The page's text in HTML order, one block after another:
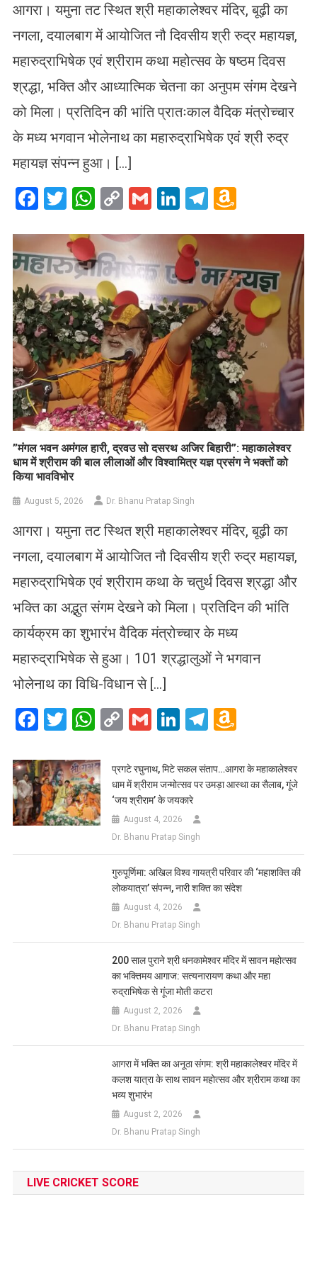
आगरा। यमुना तट स्थित श्री महाकालेश्वर मंदिर, बूढ़ी का
नगला, दयालबाग में आयोजित नौ दिवसीय श्री रुद्र महायज्ञ,
महारुद्राभिषेक एवं श्रीराम कथा महोत्सव के षष्ठम दिवस
श्रद्धा, भक्ति और आध्यात्मिक चेतना का अनुपम संगम देखने
को मिला। प्रतिदिन की भांति प्रातःकाल वैदिक मंत्रोच्चार
के मध्य भगवान भोलेनाथ का महारुद्राभिषेक एवं श्री रुद्र
महायज्ञ संपन्न हुआ। […]
Facebook
Twitter
WhatsApp
CopyGmailLinkedIn
Telegram
List
​”मंगल भवन अमंगल हारी, द्रवउ सो दसरथ अजिर बिहारी”: महाकालेश्वर
धाम में श्रीराम की बाल लीलाओं और विश्वामित्र यज्ञ प्रसंग ने भक्तों को
किया भावविभोर
August 5, 2026 Dr. Bhanu Pratap Singh
आगरा। यमुना तट स्थित श्री महाकालेश्वर मंदिर, बूढ़ी का
नगला, दयालबाग में आयोजित नौ दिवसीय श्री रुद्र महायज्ञ,
महारुद्राभिषेक एवं श्रीराम कथा के चतुर्थ दिवस श्रद्धा और
भक्ति का अद्भुत संगम देखने को मिला। प्रतिदिन की भांति
कार्यक्रम का शुभारंभ वैदिक मंत्रोच्चार के मध्य
महारुद्राभिषेक से हुआ। 101 श्रद्धालुओं ने भगवान
भोलेनाथ का विधि-विधान से […]
Facebook
Twitter
WhatsApp
CopyGmailLinkedIn
Telegram
List
प्रगटे रघुनाथ, मिटे सकल संताप…आगरा के महाकालेश्वर
धाम में श्रीराम जन्मोत्सव पर उमड़ा आस्था का सैलाब, गूंजे
‘जय श्रीराम’ के जयकारे
August 4, 2026
Dr. Bhanu Pratap Singh
गुरुपूर्णिमा: अखिल विश्व गायत्री परिवार की ‘महाशक्ति की
लोकयात्रा’ संपन्न, नारी शक्ति का संदेश
August 4, 2026
Dr. Bhanu Pratap Singh
200 साल पुराने श्री धनकामेश्वर मंदिर में सावन महोत्सव
का भक्तिमय आगाज: सत्यनारायण कथा और महा
रुद्राभिषेक से गूंजा मोती कटरा
August 2, 2026
Dr. Bhanu Pratap Singh
आगरा में भक्ति का अनूठा संगम: श्री महाकालेश्वर मंदिर में
कलश यात्रा के साथ सावन महोत्सव और श्रीराम कथा का
भव्य शुभारंभ
August 2, 2026
Dr. Bhanu Pratap Singh
LIVE CRICKET SCORE